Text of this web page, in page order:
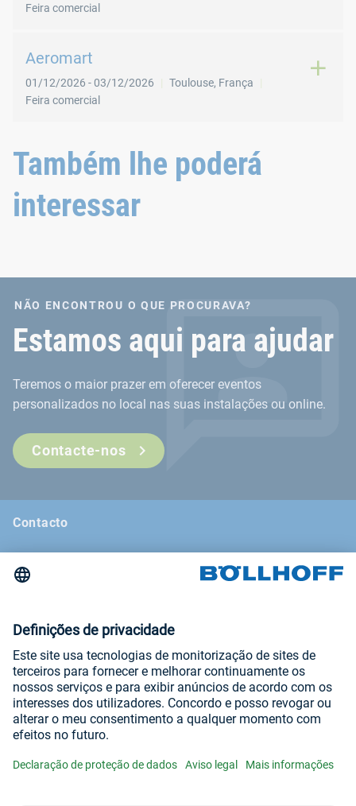
Feira comercial
Aeromart
01/12/2026 -03/12/2026 Toulouse, França
Feira comercial
Também lhe poderá
interessar
NÃO ENCONTROU O QUE PROCURAVA?
Estamos aqui para ajudar
Teremos o maior prazer em oferecer eventos
personalizados no local nas suas instalações ou online.
Contacte-nos
Contacto
Feiras e seminários
Aviso legal
Termos e condições gerais
Declaração de proteção de dados
Visite-nos em